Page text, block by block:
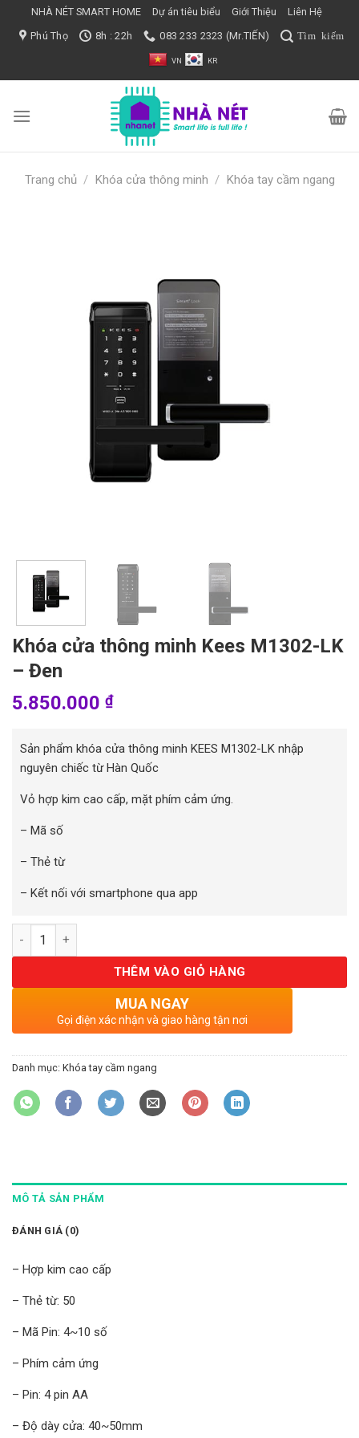
NHÀ NÉT SMART HOME Dự án tiêu biểu Giới Thiệu
Liên Hệ
Phú Thọ
8h : 22h 083 233 2323 (Mr.TIẾN)
VN KR
Trang chủ / Khóa cửa thông minh / Khóa tay cầm ngang
Khóa cửa thông minh Kees M1302-LK
– Đen
5.850.000 ₫
Sản phẩm khóa cửa thông minh KEES M1302-LK nhập
nguyên chiếc từ Hàn Quốc
Vỏ hợp kim cao cấp, mặt phím cảm ứng.
– Mã số
– Thẻ từ
– Kết nối với smartphone qua app
Số lượng
THÊM VÀO GIỎ HÀNG
MUA NGAY
Gọi điện xác nhận và giao hàng tận nơi
Danh mục: Khóa tay cầm ngang
MÔ TẢ SẢN PHẨM
ĐÁNH GIÁ (0)
– Hợp kim cao cấp
– Thẻ từ: 50
– Mã Pin: 4~10 số
– Phím cảm ứng
– Pin: 4 pin AA
– Độ dày cửa: 40~50mm